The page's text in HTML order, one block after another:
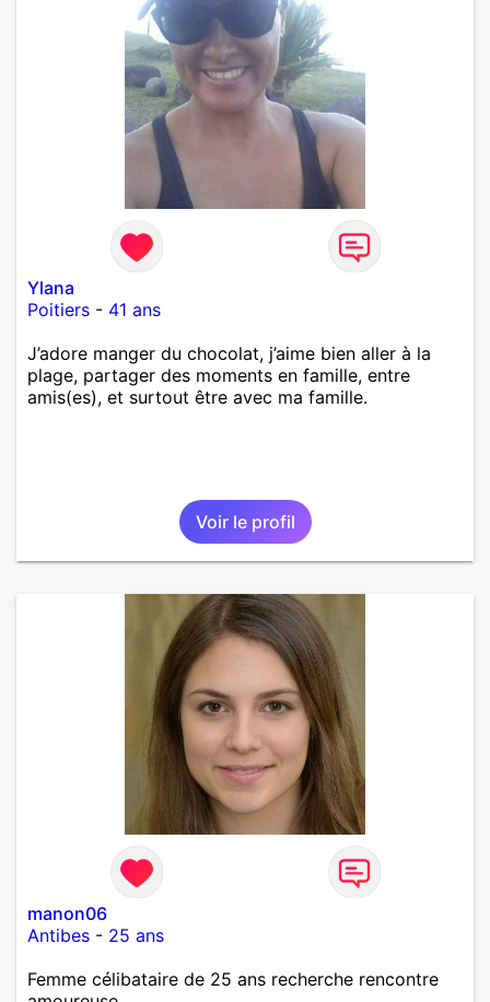
Ylana
Poitiers - 41 ans
J’adore manger du chocolat, j’aime bien aller à la
plage, partager des moments en famille, entre
amis(es), et surtout être avec ma famille.
Voir le profil
manon06
Antibes - 25 ans
Femme célibataire de 25 ans recherche rencontre